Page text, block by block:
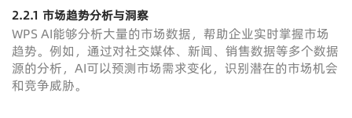
2.2.1 市场趋势分析与洞察
WPS AI能够分析大量的市场数据，帮助企业实时掌握市场
趋势。例如，通过对社交媒体、新闻、销售数据等多个数据
源的分析，AI可以预测市场需求变化，识别潜在的市场机会
和竞争威胁。